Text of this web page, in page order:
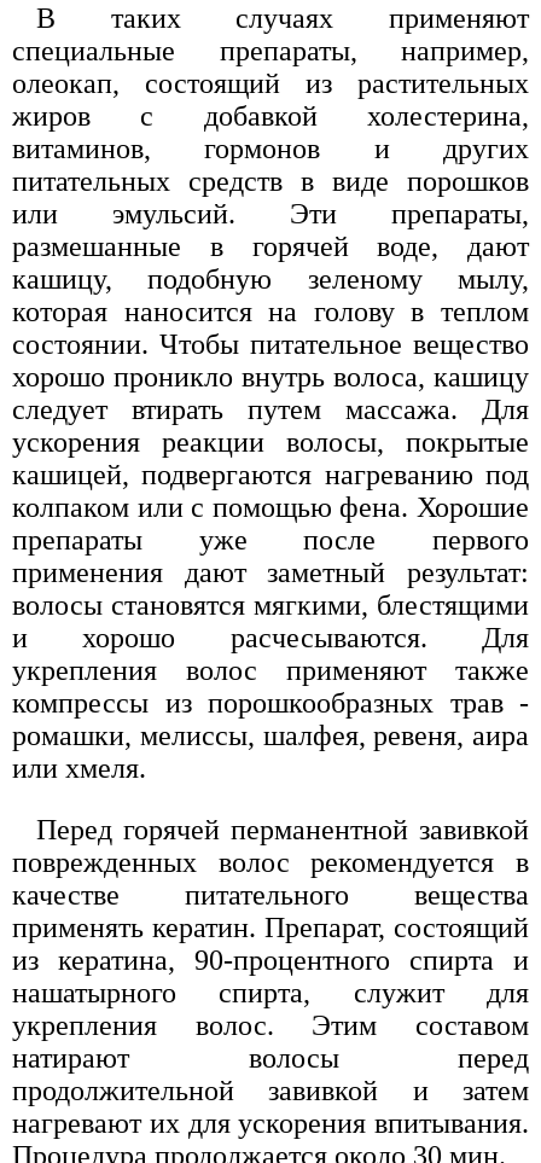
В таких случаях применяют
специальные препараты, например,
олеокап, состоящий из растительных
жиров с добавкой холестерина,
витаминов, гормонов и других
питательных средств в виде порошков
или эмульсий. Эти препараты,
размешанные в горячей воде, дают
кашицу, подобную зеленому мылу,
которая наносится на голову в теплом
состоянии. Чтобы питательное вещество
хорошо проникло внутрь волоса, кашицу
следует втирать путем массажа. Для
ускорения реакции волосы, покрытые
кашицей, подвергаются нагреванию под
колпаком или с помощью фена. Хорошие
препараты уже после первого
применения дают заметный результат:
волосы становятся мягкими, блестящими
и хорошо расчесываются. Для
укрепления волос применяют также
компрессы из порошкообразных трав -
ромашки, мелиссы, шалфея, ревеня, аира
или хмеля.
Перед горячей перманентной завивкой
поврежденных волос рекомендуется в
качестве питательного вещества
применять кератин. Препарат, состоящий
из кератина, 90-процентного спирта и
нашатырного спирта, служит для
укрепления волос. Этим составом
натирают волосы перед
продолжительной завивкой и затем
нагревают их для ускорения впитывания.
Процедура продолжается около 30 мин.